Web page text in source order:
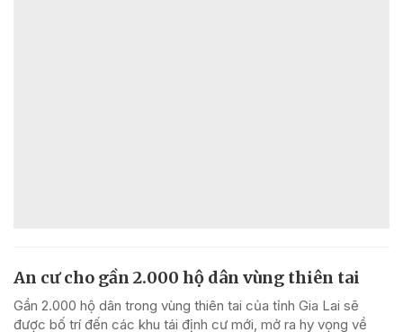
An cư cho gần 2.000 hộ dân vùng thiên tai
Gần 2.000 hộ dân trong vùng thiên tai của tỉnh Gia Lai sẽ
được bố trí đến các khu tái định cư mới, mở ra hy vọng về